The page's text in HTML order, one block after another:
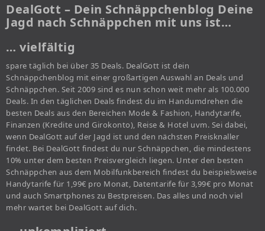
DealGott – Dein Schnäppchenblog Deine
Jagd nach Schnäppchen mit uns ist…
… vielfältig
spare täglich bei über 35 Deals. DealGott ist dein
Schnäppchenblog mit einer großartigen Auswahl an Deals und
Schnäppchen. Seit 2009 sind es nun schon weit mehr als 100.000
Deals. In den täglichen Deals findest du im Handumdrehen die
besten Deals aus den Bereichen Mode & Fashion, Handytarife,
Finanzen (Kredite und Girokonto), Reise & Hotel uvm. Sei dabei,
wenn DealGott auf der Jagd ist und den nächsten Preisknaller
findet. Bei DealGott findest du nur Schnäppchen, die mindestens
10% unter dem besten Preisvergleich liegen. Unter den besten
Schnäppchen aus dem Mobilfunkbereich findest du beispielsweise
Handytarife für 1,99€ pro Monat, Datentarife für 3,99€ pro Monat
und auch Smartphones zu Bestpreisen. Das alles und noch viel
mehr wartet bei DealGott auf dich.